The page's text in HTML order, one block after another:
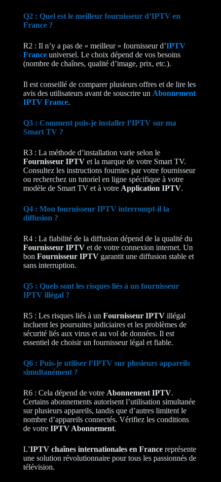
Q2 : Quel est le meilleur fournisseur d’IPTV en
France ?
R2 : Il n’y a pas de « meilleur » fournisseur d’IPTV
Franceuniversel. Le choix dépend de vos besoins
(nombre de chaînes, qualité d’image, prix, etc.).
Il est conseillé de comparer plusieurs offres et de lire les
avis des utilisateurs avant de souscrire un Abonnement
IPTV France.
Q3 : Comment puis-je installer l’IPTV sur ma
Smart TV ?
R3 : La méthode d’installation varie selon le
Fournisseur IPTVet la marque de votre Smart TV.
Consultez les instructions fournies par votre fournisseur
ou recherchez un tutoriel en ligne spécifique à votre
modèle de Smart TV et à votre Application IPTV.
Q4 : Mon fournisseur IPTV interrompt-il la
diffusion ?
R4 : La fiabilité de la diffusion dépend de la qualité du
Fournisseur IPTVet de votre connexion internet. Un
bon Fournisseur IPTVgarantit une diffusion stable et
sans interruption.
Q5 : Quels sont les risques liés à un fournisseur
IPTV illégal ?
R5 : Les risques liés à un Fournisseur IPTVillégal
incluent les poursuites judiciaires et les problèmes de
sécurité liés aux virus et au vol de données. Il est
essentiel de choisir un fournisseur légal et fiable.
Q6 : Puis-je utiliser l’IPTV sur plusieurs appareils
simultanément ?
R6 : Cela dépend de votre Abonnement IPTV.
Certains abonnements autorisent l’utilisation simultanée
sur plusieurs appareils, tandis que d’autres limitent le
nombre d’appareils connectés. Vérifiez les conditions
de votre IPTV Abonnement.
L’IPTV chaînes internationales en Francereprésente
une solution révolutionnaire pour tous les passionnés de
télévision.